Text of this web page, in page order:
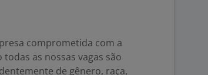
comprometida com a
as nossas vagas são
de gênero, raça,